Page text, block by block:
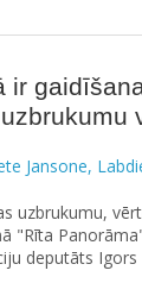
ir
Jansone,
uzbrukumu,
"Rīta
deputāts Igors